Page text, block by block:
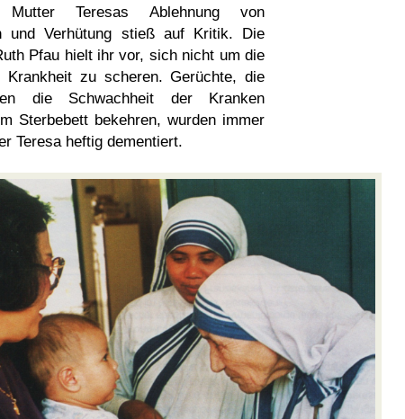
Mutter Teresas Ablehnung von
und Verhütung stieß auf Kritik. Die
Pfau hielt ihr vor, sich nicht um die
Krankheit zu scheren. Gerüchte, die
die Schwachheit der Kranken
Sterbebett bekehren, wurden immer
Teresa heftig dementiert.